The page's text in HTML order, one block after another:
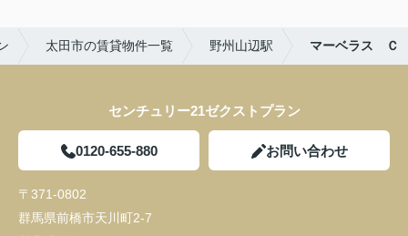
太田市の賃貸物件一覧 野州山辺駅 マーベラス Ｃ
センチュリー21ゼクストプラン
0120-655-880 お問い合わせ
〒371-0802
群馬県前橋市天川町2-7